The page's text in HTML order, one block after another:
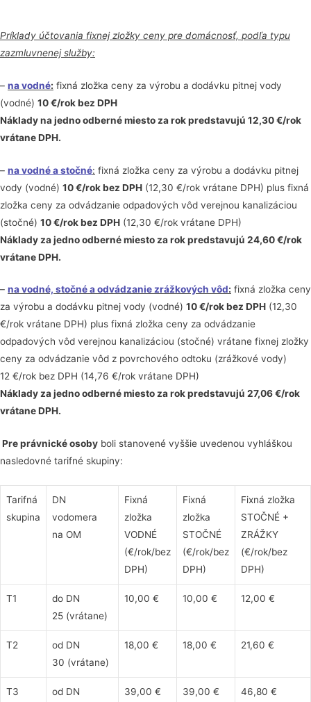
Príklady účtovania fixnej zložky ceny pre domácnosť, podľa typu
zazmluvnenej služby:
– na vodné: fixná zložka ceny za výrobu a dodávku pitnej vody
(vodné) 10 €/rok bez DPH
Náklady na jedno odberné miesto za rok predstavujú 12,30 €/rok
vrátane DPH.
– na vodné a stočné: fixná zložka ceny za výrobu a dodávku pitnej
vody (vodné) 10 €/rok bez DPH (12,30 €/rok vrátane DPH) plus fixná
zložka ceny za odvádzanie odpadových vôd verejnou kanalizáciou
(stočné) 10 €/rok bez DPH (12,30 €/rok vrátane DPH)
Náklady za jedno odberné miesto za rok predstavujú 24,60 €/rok
vrátane DPH.
– na vodné, stočné a odvádzanie zrážkových vôd: fixná zložka ceny
za výrobu a dodávku pitnej vody (vodné) 10 €/rok bez DPH (12,30
€/rok vrátane DPH) plus fixná zložka ceny za odvádzanie
odpadových vôd verejnou kanalizáciou (stočné) vrátane fixnej zložky
ceny za odvádzanie vôd z povrchového odtoku (zrážkové vody)
12 €/rok bez DPH (14,76 €/rok vrátane DPH)
Náklady za jedno odberné miesto za rok predstavujú 27,06 €/rok
vrátane DPH.
Pre právnické osoby boli stanovené vyššie uvedenou vyhláškou
nasledovné tarifné skupiny:
Tarifná
skupina
DN
vodomera
na OM
Fixná
zložka
VODNÉ
(€/rok/bez
DPH)
Fixná
zložka
STOČNÉ
(€/rok/bez
DPH)
Fixná zložka
STOČNÉ +
ZRÁŽKY
(€/rok/bez
DPH)
T1
do DN
25 (vrátane)
10,00 € 10,00 € 12,00 €
T2
od DN
30 (vrátane)
18,00 € 18,00 € 21,60 €
T3
od DN
39,00 € 39,00 € 46,80 €